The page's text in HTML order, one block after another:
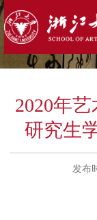
2020年
研究生
发布